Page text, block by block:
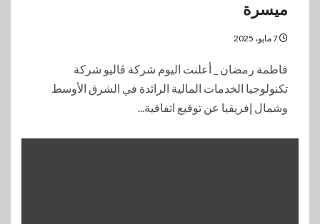
ميسرة
فاطمة رمضان _ أعلنت اليوم شركة ڤاليو شركة
تكنولوجيا الخدمات المالية الرائدة في الشرق الأوسط
وشمال إفريقيا عن توقيع اتفاقية...